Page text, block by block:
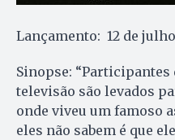
Lançamento: 12 de
Sinopse: “Participantes
televisão são levados
onde viveu um famoso
eles não sabem é que